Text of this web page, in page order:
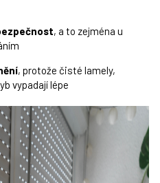
, a to zejména u
, protože čisté lamely,
vypadají lépe